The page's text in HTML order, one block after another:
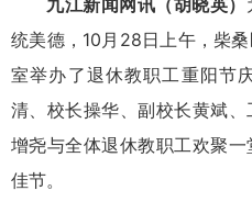
统美德，10月28日上午，柴
室举办了退休教职工重阳节
清、校长操华、副校长黄斌
增尧与全体退休教职工欢聚
佳节。